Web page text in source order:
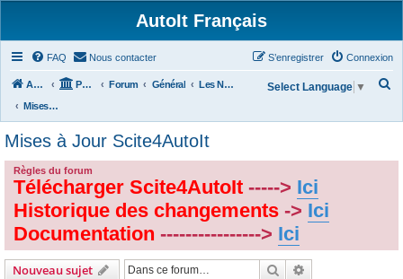
AutoIt Français
FAQ Nous contacter Connexion
S’enregistrer
Accueil Portail Forum Général
Les Nouvelles d'AutoIt
Mises à Jour Scite4AutoIt
Select Language ▼
Mises à Jour Scite4AutoIt
Règles du forum
Télécharger Scite4AutoIt -----> Ici
Historique des changements -> Ici
Documentation ----------------> Ici
Nouveau sujet Rechercher